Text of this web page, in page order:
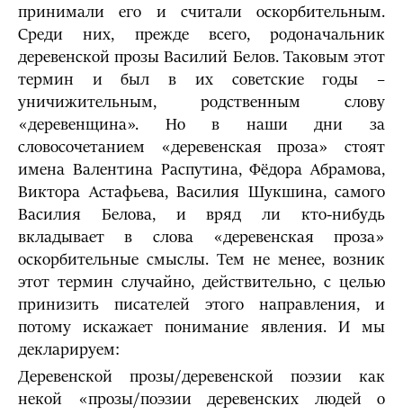
принимали его и считали оскорбительным.
Среди них, прежде всего, родоначальник
деревенской прозы Василий Белов. Таковым этот
термин и был в их советские годы –
уничижительным, родственным слову
«деревенщина». Но в наши дни за
словосочетанием «деревенская проза» стоят
имена Валентина Распутина, Фёдора Абрамова,
Виктора Астафьева, Василия Шукшина, самого
Василия Белова, и вряд ли кто-нибудь
вкладывает в слова «деревенская проза»
оскорбительные смыслы. Тем не менее, возник
этот термин случайно, действительно, с целью
принизить писателей этого направления, и
потому искажает понимание явления. И мы
декларируем:
Деревенской прозы/деревенской поэзии как
некой «прозы/поэзии деревенских людей о